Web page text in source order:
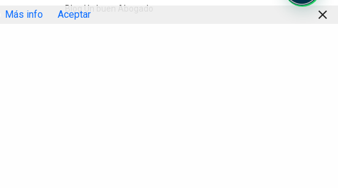
Blog Un buen Abogado
Más info Aceptar